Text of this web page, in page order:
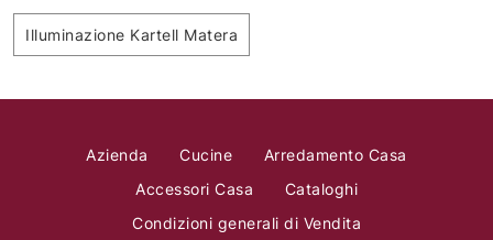
Illuminazione Kartell Matera
Azienda Cucine
Arredamento Casa
Accessori Casa
Cataloghi
Condizioni generali di Vendita